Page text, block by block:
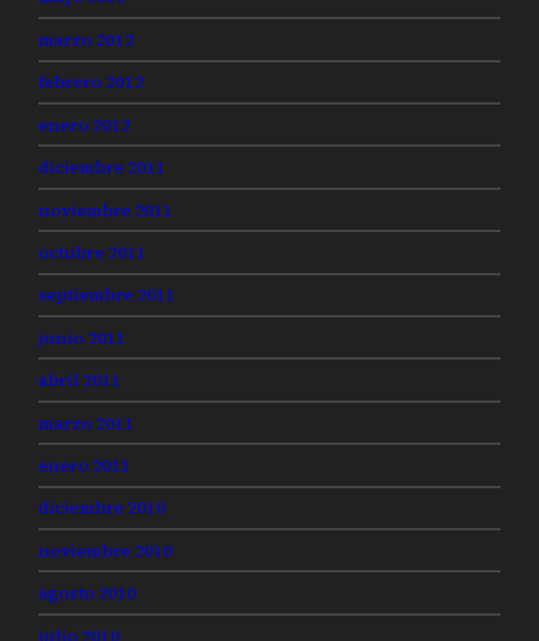
marzo 2012
febrero 2012
enero 2012
diciembre 2011
noviembre 2011
octubre 2011
septiembre 2011
junio 2011
abril 2011
marzo 2011
enero 2011
diciembre 2010
noviembre 2010
agosto 2010
julio 2010